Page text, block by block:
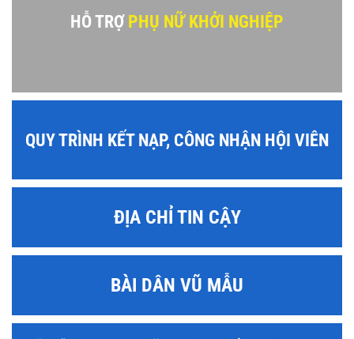
HỖ TRỢPHỤ NỮ KHỞI NGHIỆP
QUY TRÌNH KẾT NẠP, CÔNG NHẬN HỘI VIÊN
ĐỊA CHỈ TIN CẬY
BÀI DÂN VŨ MẪU